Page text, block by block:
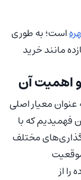
است؛ به طوری
مانند خرید
اهمیت آن
معیار اصلی
که با
مختلف
از